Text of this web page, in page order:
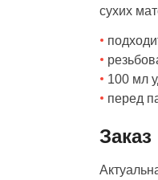
сухих
100 мл
перед
Заказ